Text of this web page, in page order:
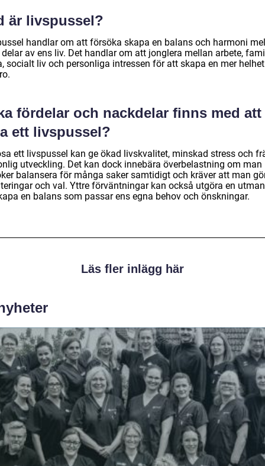
är livspussel?
handlar om att försöka skapa en balans och harmoni
av ens liv. Det handlar om att jonglera mellan arbete,
socialt liv och personliga intressen för att skapa en mer
fördelar och nackdelar finns med att
ett livspussel?
ett livspussel kan ge ökad livskvalitet, minskad stress och
utveckling. Det kan dock innebära överbelastning om man
balansera för många saker samtidigt och kräver att man
och val. Yttre förväntningar kan också utgöra en
en balans som passar ens egna behov och önskningar.
Läs fler inlägg här